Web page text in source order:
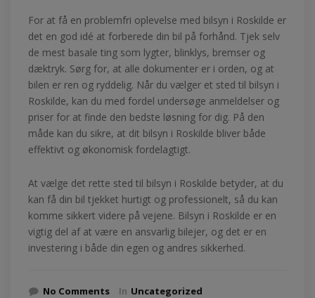
For at få en problemfri oplevelse med bilsyn i Roskilde er
det en god idé at forberede din bil på forhånd. Tjek selv
de mest basale ting som lygter, blinklys, bremser og
dæktryk. Sørg for, at alle dokumenter er i orden, og at
bilen er ren og ryddelig. Når du vælger et sted til bilsyn i
Roskilde, kan du med fordel undersøge anmeldelser og
priser for at finde den bedste løsning for dig. På den
måde kan du sikre, at dit bilsyn i Roskilde bliver både
effektivt og økonomisk fordelagtigt.
At vælge det rette sted til bilsyn i Roskilde betyder, at du
kan få din bil tjekket hurtigt og professionelt, så du kan
komme sikkert videre på vejene. Bilsyn i Roskilde er en
vigtig del af at være en ansvarlig bilejer, og det er en
investering i både din egen og andres sikkerhed.
No Comments In Uncategorized